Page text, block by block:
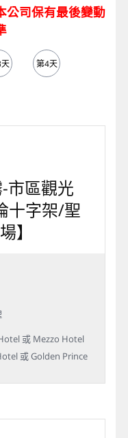
公司保有最後變動
第4天
市區觀光
十字架/聖
】
或 Mezzo Hotel
或 Golden Prince